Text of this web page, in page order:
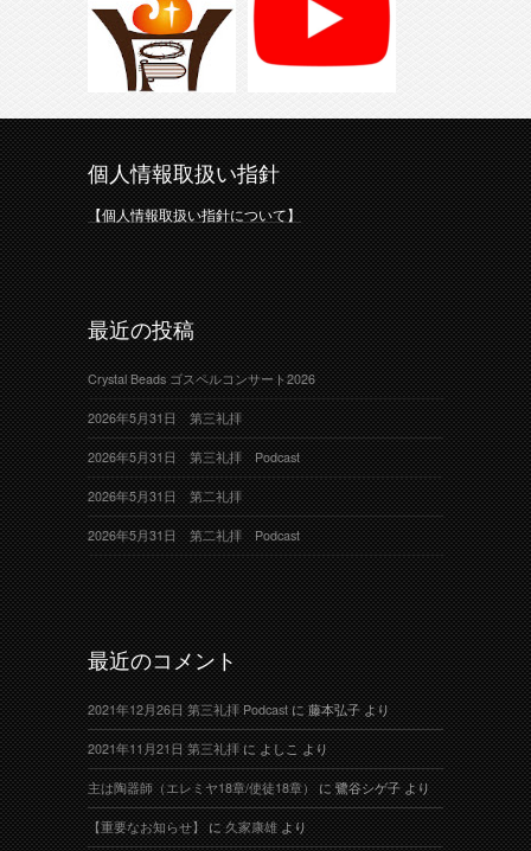
個人情報取扱い指針
【個人情報取扱い指針について】
最近の投稿
Crystal Beads ゴスペルコンサート2026
2026年5月31日 第三礼拝
2026年5月31日 第三礼拝 Podcast
2026年5月31日 第二礼拝
2026年5月31日 第二礼拝 Podcast
最近のコメント
2021年12月26日 第三礼拝 Podcastに藤本弘子より
2021年11月21日 第三礼拝によしこより
主は陶器師（エレミヤ18章/使徒18章）に鷺谷シゲ子より
【重要なお知らせ】に久家康雄より